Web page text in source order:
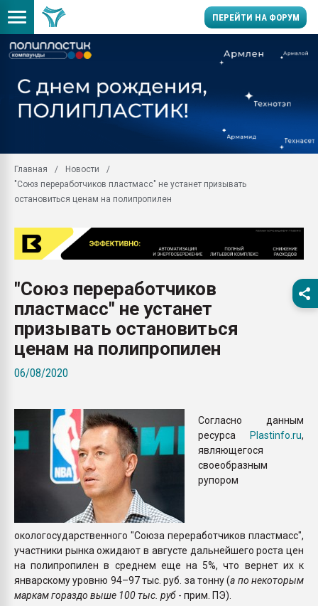
ПЕРЕЙТИ НА ФОРУМ
заводу пластмасс"
28.07.2026
первый план в
28.07.2026
ситуацией на
Всё, что касается
бутылок
Главная
Новости
"Союз переработчиков пластмасс" не устанет призывать
остановиться ценам на полипропилен
"Союз переработчиков
пластмасс" не устанет
призывать остановиться
ценам на полипропилен
06/08/2020
Согласно данным
ресурса Plastinfo.ru,
являющегося
своеобразным
рупором
окологосударственного "Союза переработчиков пластмасс",
участники рынка ожидают в августе дальнейшего роста цен
на полипропилен в среднем еще на 5%, что вернет их к
январскому уровню 94–97 тыс. руб. за тонну (а по некоторым
маркам гораздо выше 100 тыс. руб - прим. ПЭ).